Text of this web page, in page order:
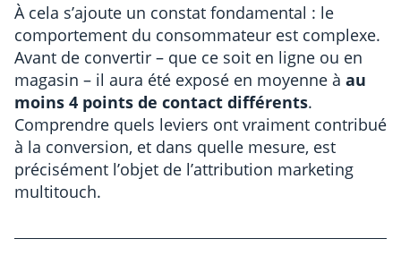
À cela s’ajoute un constat fondamental : le
comportement du consommateur est complexe.
Avant de convertir – que ce soit en ligne ou en
magasin – il aura été exposé en moyenne à au
moins 4 points de contact différents.
Comprendre quels leviers ont vraiment contribué
à la conversion, et dans quelle mesure, est
précisément l’objet de l’attribution marketing
multitouch.